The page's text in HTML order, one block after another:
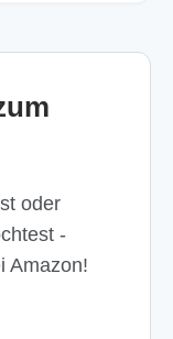
oder
-
Amazon!